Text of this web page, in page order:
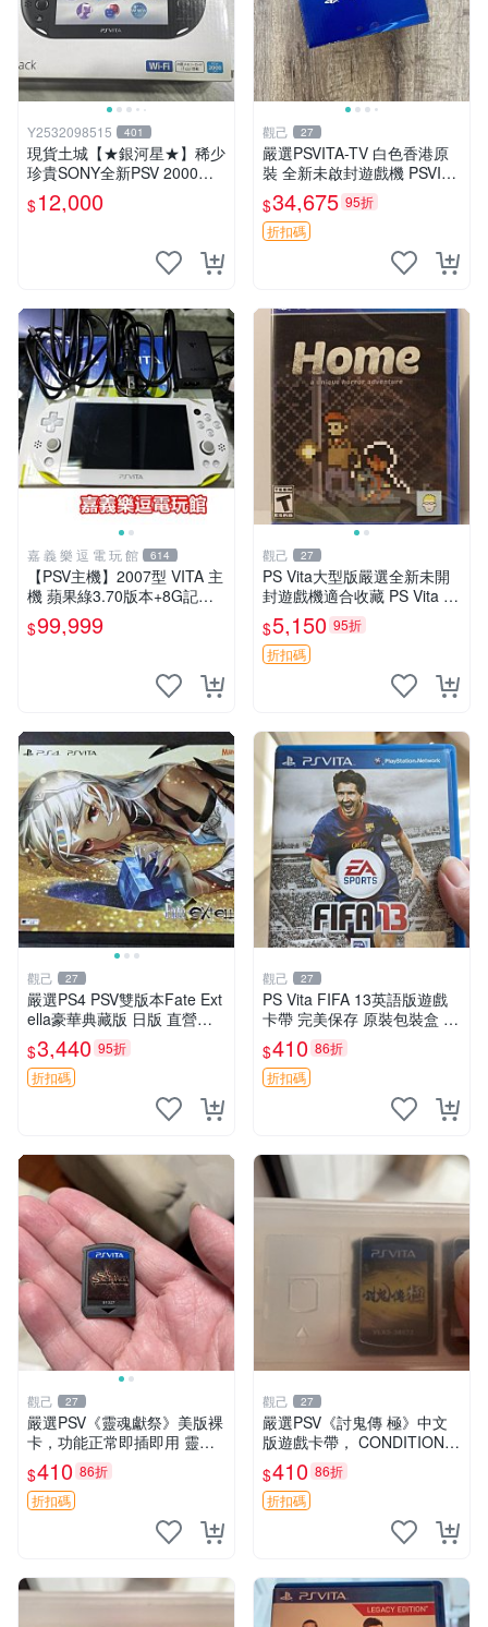
Y2532098515 401
現貨土城【★銀河星★】稀少
珍貴SONY全新PSV 2000主
機.可轉換中文.全新PSV未使
用
$12,000
觀己 27
嚴選PSVITA-TV 白色香港原
裝 全新未啟封遊戲機 PSVITA
TV 行貨 電腦遊戲機 新款 全
套配件齊全
$34,675 95折
折扣碼
嘉 義 樂 逗 電 玩 館 614
【PSV主機】2007型 VITA 主
機 蘋果綠3.70版本+8G記憶
卡+螢幕保護貼【9成新】✪中
古二手✪嘉義樂逗電玩館
$99,999
觀己 27
PS Vita大型版嚴選全新未開
封遊戲機適合收藏 PS Vita 新
型號 家用遊戲機 直營店優選
$5,150 95折
折扣碼
觀己 27
嚴選PS4 PSV雙版本Fate Ext
ella豪華典藏版 日版 直營直
送 典藏版 豪華遊戲 主機 Fat
e 游玩
$3,440 95折
折扣碼
觀己 27
PS Vita FIFA 13英語版遊戲
卡帶 完美保存 原裝包裝盒 推
薦收藏 FIFA 13 PSVita EA S
ports 官方版
$410 86折
折扣碼
觀己 27
嚴選PSV《靈魂獻祭》美版裸
卡，功能正常即插即用 靈魂
獻祭 PSV 卡帶 主機兼容
$410 86折
折扣碼
觀己 27
嚴選PSV《討鬼傳 極》中文
版遊戲卡帶， CONDITION尚
佳，日常使用留痕，運作順
暢，適合收藏。討鬼傳極 PS
V 主機 卡帶
$410 86折
折扣碼